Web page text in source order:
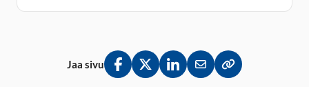
Jaa sivu
Jaa Facebookissa
Jaa Twitterissä
Jaa LinkedInissä
Jaa sähköpostitse
Kopioi linkki